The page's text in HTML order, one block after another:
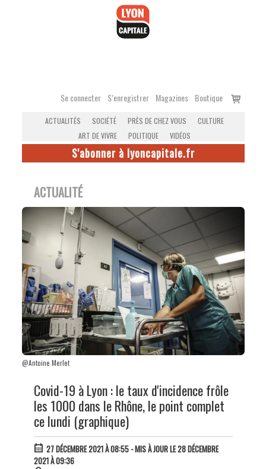
Se connecter S’enregistrer Magazines Boutique
Voir
ACTUALITÉS SOCIÉTÉ PRÈS DE CHEZ VOUS
CULTURE
ART DE VIVRE
POLITIQUE VIDÉOS
S'abonner à lyoncapitale.fr
ACTUALITÉ
@Antoine Merlet
Covid-19 à Lyon : le taux d'incidence frôle
les 1000 dans le Rhône, le point complet
ce lundi (graphique)
27 DÉCEMBRE 2021 À 08:55- MIS À JOUR LE 28 DÉCEMBRE
2021 À 09:36